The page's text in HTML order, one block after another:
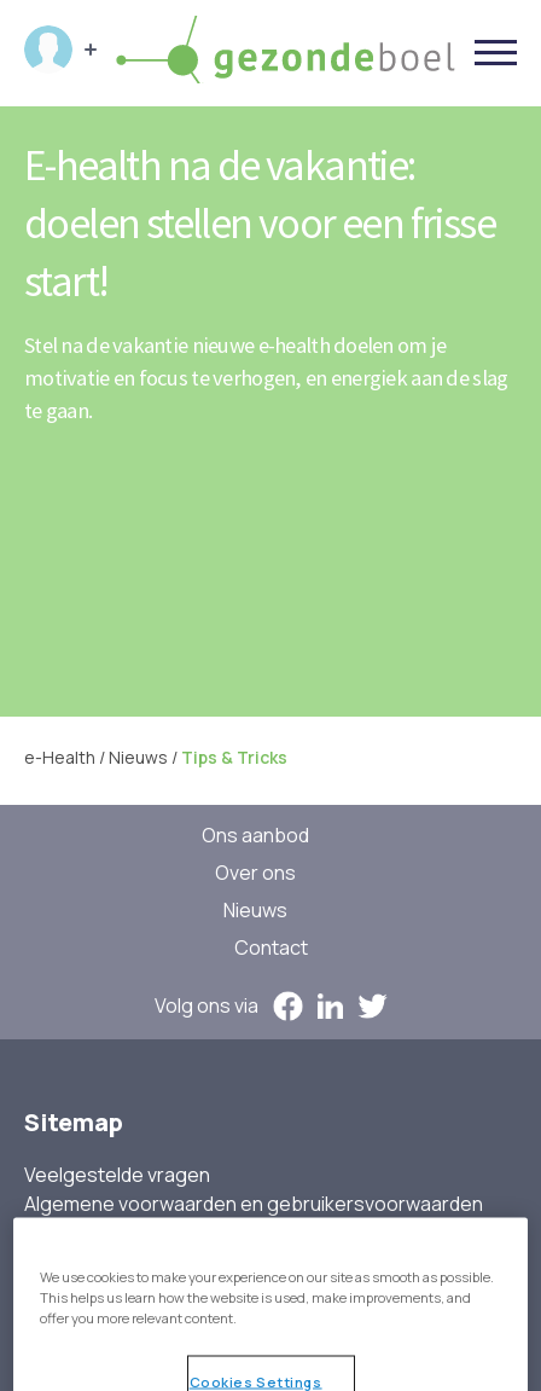
E-health na de vakantie:
doelen stellen voor een frisse
start!
Stel na de vakantie nieuwe e-health doelen om je
motivatie en focus te verhogen, en energiek aan de slag
te gaan.
e-Health /Nieuws / Tips & Tricks
Ons aanbod
Over ons
Nieuws
Contact
Volg ons via
Sitemap
Veelgestelde vragen
Algemene voorwaarden en gebruikersvoorwaarden
Over ons
We use cookies to make your experience on our site as smooth as possible.
This helps us learn how the website is used, make improvements, and
offer you more relevant content.
Cookies Settings